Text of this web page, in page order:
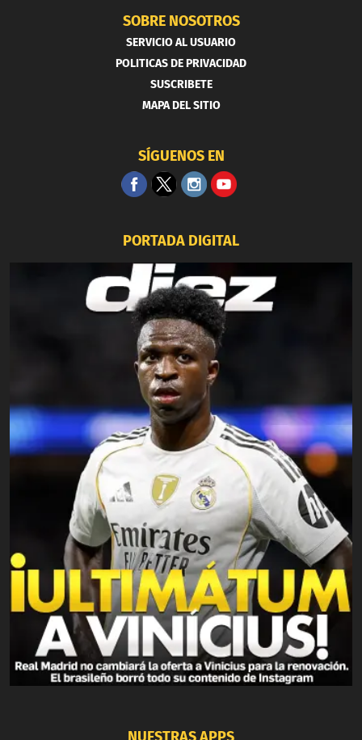
SOBRE NOSOTROS
SERVICIO AL USUARIO
POLITICAS DE PRIVACIDAD
SUSCRIBETE
MAPA DEL SITIO
SÍGUENOS EN
PORTADA DIGITAL